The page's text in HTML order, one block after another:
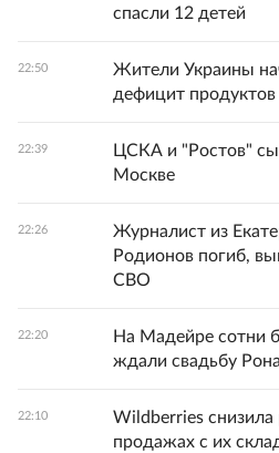
спасли 12 детей
22:50
Жители Украины
дефицит продуктов
22:39
ЦСКА и "Ростов"
Москве
22:26
Журналист из
Родионов погиб,
СВО
22:20
На Мадейре сотни
ждали свадьбу
22:10
Wildberries
продажах с их